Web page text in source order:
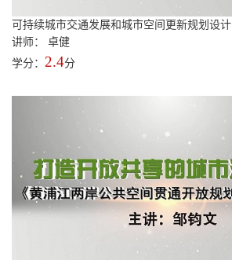
可持续城市交通发展和城市空间更新规划设计
讲师： 卓健
学分： 2.4分